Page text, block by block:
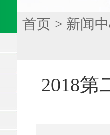
首页 > 新闻
2018第